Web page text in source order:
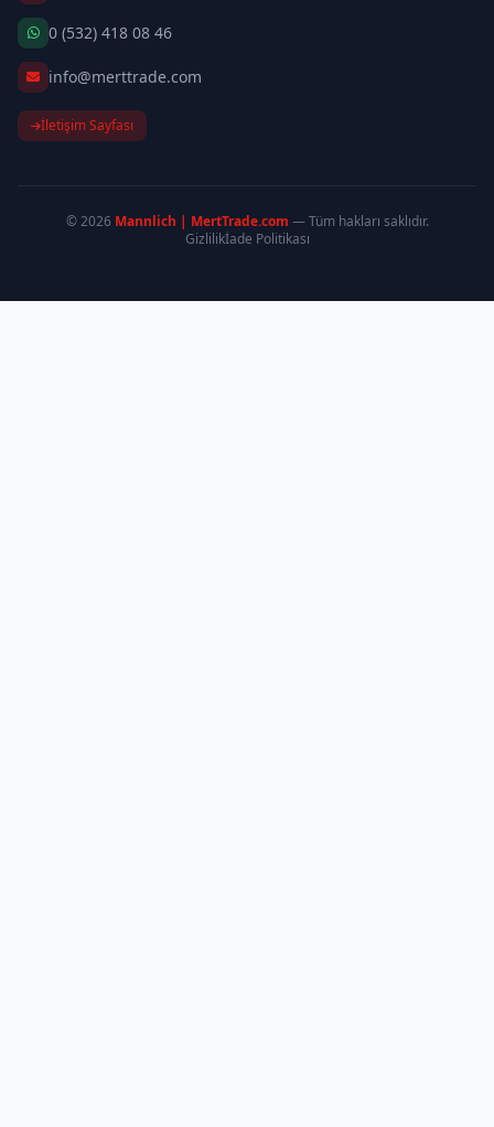
0 (532) 418 08 46
info@merttrade.com
İletişim Sayfası
© 2026 Mannlich | MertTrade.com — Tüm hakları saklıdır.
Gizlilikİade Politikası